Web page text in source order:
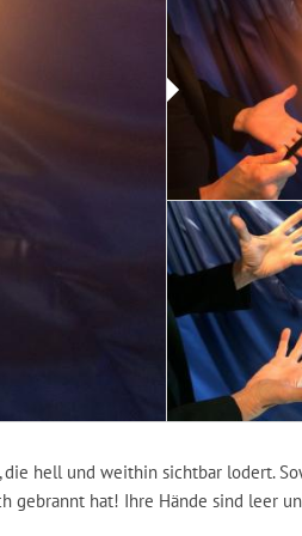
hell und weithin sichtbar lodert.
gebrannt hat! Ihre Hände sind leer